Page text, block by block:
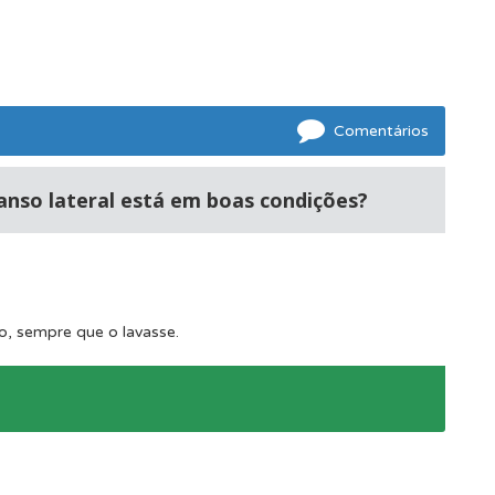
Comentários
lateral está em boas condições?
sempre que o lavasse.